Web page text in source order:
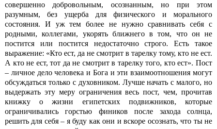
совершенно добровольным, осознанным, но при этом
разумным, без ущерба для физического и морального
состояния. И уж тем более не нужно сравнивать себя с
родными, коллегами, укорять ближнего в том, что он не
постится или постится недостаточно строго. Есть такое
выражение: «Кто ест, да не смотрит в тарелку тому, кто не ест.
А кто не ест, тот да не смотрит в тарелку того, кто ест». Пост
– личное дело человека и Бога и эти взаимоотношения могут
обсуждаться только с духовником. Лучше начать с малого, но
выдержать эту меру ограничения весь пост, чем, прочитав
книжку о жизни египетских подвижников, которые
ограничивались горстью фиников после захода солнца,
решить для себя – я буду как они и вскоре осознать, что ты не